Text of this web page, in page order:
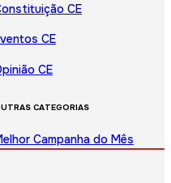
CE
CE
CE
CATEGORIAS
Campanha do Mês